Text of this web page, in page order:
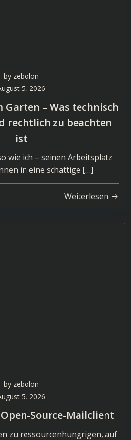
by zebolon
5, 2026
Garten – Was technisch
rechtlich zu beachten
ist
wie ich – seinen Arbeitsplatz
in eine schattige […]
Weiterlesen
by zebolon
5, 2026
Source-Mailclient
zu ressourcenhungrigen, auf